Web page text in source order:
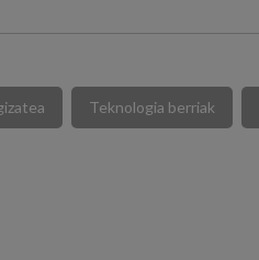
Teknologia berriak